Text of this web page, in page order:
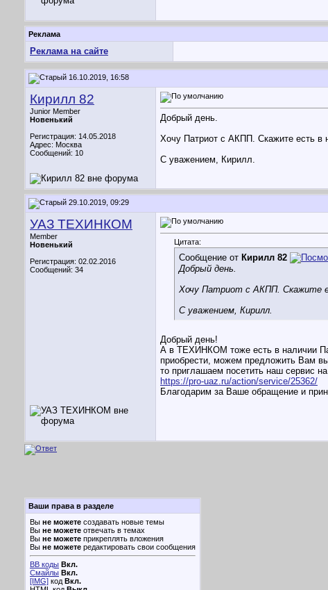
Реклама
Реклама на сайте
16.10.2019, 16:58
Кирилл 82
Junior Member
Новенький
Регистрация: 14.05.2018
Адрес: Москва
Сообщений: 10
Добрый день.
Хочу Патриот с АКПП. Скажите есть в
С уважением, Кирилл.
29.10.2019, 09:29
УАЗ ТЕХИНКОМ
Member
Новенький
Регистрация: 02.02.2016
Сообщений: 34
Цитата:
Сообщение от Кирилл 82
Добрый день.
Хочу Патриот с АКПП. Скажите
С уважением, Кирилл.
Добрый день!
А в ТЕХИНКОМ тоже есть в наличии
приобрести, можем предложить Вам
то приглашаем посетить наш сервис
https://pro-uaz.ru/action/service/25362/
Благодарим за Ваше обращение и
Ваши права в разделе
Вы не можете создавать новые темы
Вы не можете отвечать в темах
Вы не можете прикреплять вложения
Вы не можете редактировать свои сообщения
BB коды Вкл.
Смайлы Вкл.
[IMG] код Вкл.